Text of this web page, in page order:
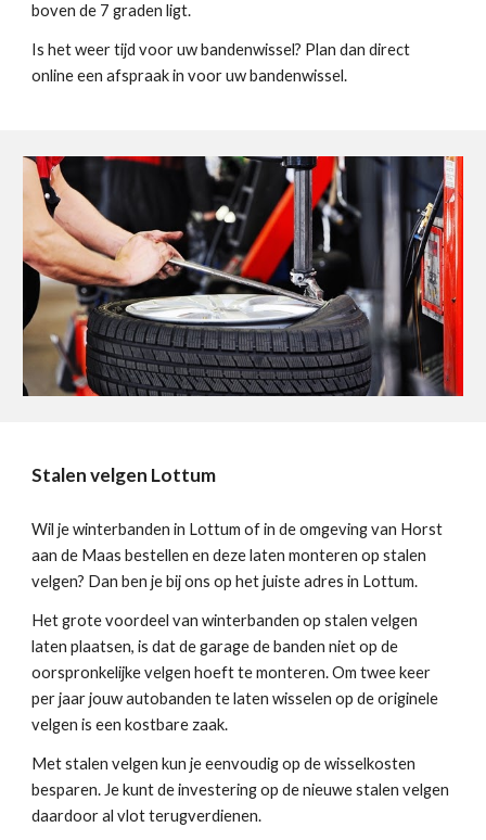
boven de 7 graden ligt.
Is het weer tijd voor uw bandenwissel? Plan dan direct
online een afspraak in voor uw bandenwissel.
Stalen velgen Lottum
Wil je winterbanden in Lottum of in de omgeving van Horst
aan de Maas bestellen en deze laten monteren op stalen
velgen? Dan ben je bij ons op het juiste adres in Lottum.
Het grote voordeel van winterbanden op stalen velgen
laten plaatsen, is dat de garage de banden niet op de
oorspronkelijke velgen hoeft te monteren. Om twee keer
per jaar jouw autobanden te laten wisselen op de originele
velgen is een kostbare zaak.
Met stalen velgen kun je eenvoudig op de wisselkosten
besparen. Je kunt de investering op de nieuwe stalen velgen
daardoor al vlot terugverdienen.